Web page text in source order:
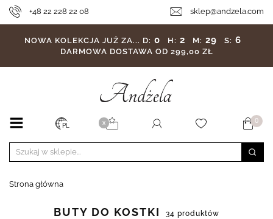
+48 22 228 22 08 sklep@andzela.com
NOWA KOLEKCJA JUŻ ZA... D: 0 H: 2 M: 29 S: 4
DARMOWA DOSTAWA OD 299,00 ZŁ
PL X 0
Strona główna
BUTY DO KOSTKI 34 produktów